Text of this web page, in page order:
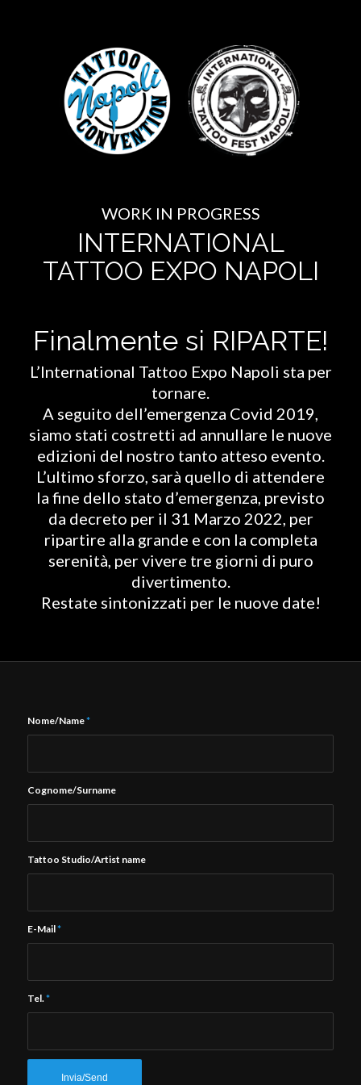
WORK IN PROGRESS
INTERNATIONAL
TATTOO EXPO NAPOLI
Finalmente si RIPARTE!
L’International Tattoo Expo Napoli sta per
tornare.
A seguito dell’emergenza Covid 2019,
siamo stati costretti ad annullare le nuove
edizioni del nostro tanto atteso evento.
L’ultimo sforzo, sarà quello di attendere
la fine dello stato d’emergenza, previsto
da decreto per il 31 Marzo 2022, per
ripartire alla grande e con la completa
serenità, per vivere tre giorni di puro
divertimento.
Restate sintonizzati per le nuove date!
Nome/Name*
Cognome/Surname
Tattoo Studio/Artist name
E-Mail*
Tel.*